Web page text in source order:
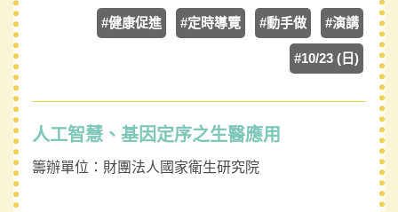
#健康促進 #定時導覽 #動手做 #演講
#10/23 (日)
人工智慧、基因定序之生醫應用
籌辦單位： 財團法人國家衛生研究院